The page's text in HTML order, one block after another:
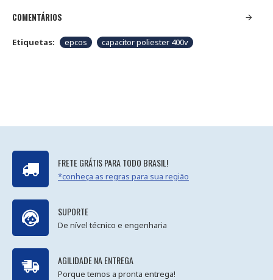
COMENTÁRIOS
Etiquetas: epcos capacitor poliester 400v
FRETE GRÁTIS PARA TODO BRASIL!
*conheça as regras para sua região
SUPORTE
De nível técnico e engenharia
AGILIDADE NA ENTREGA
Porque temos a pronta entrega!